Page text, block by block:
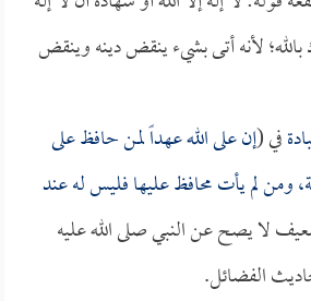
بالله؛ لأنه أتى بشيء ينقض دينه وينقض
في (إن على الله عهداً لمن حافظ على
ومن لم يأت محافظ عليها فليس له عند
لا يصح عن النبي صلى الله عليه
الفضائل.